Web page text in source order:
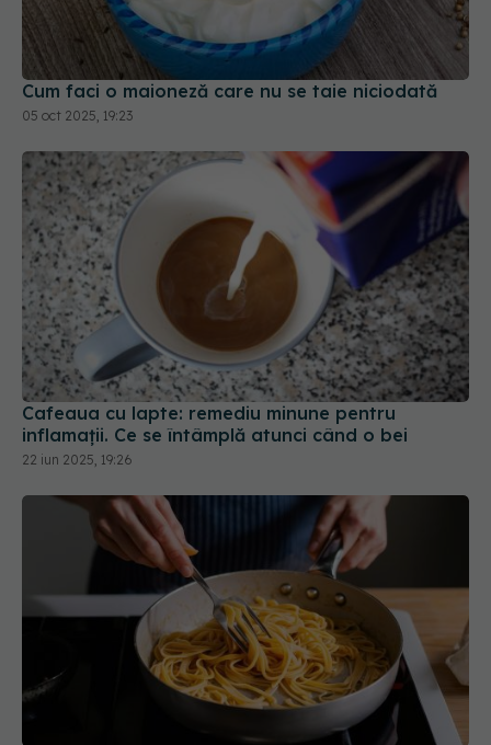
05 oct 2025, 19:23
Cafeaua cu lapte: remediu minune pentru
inflamații. Ce se întâmplă atunci când o bei
22 iun 2025, 19:26
Ce să faci dacă pastele s-au lipit între ele?
20 ian 2026, 20:45